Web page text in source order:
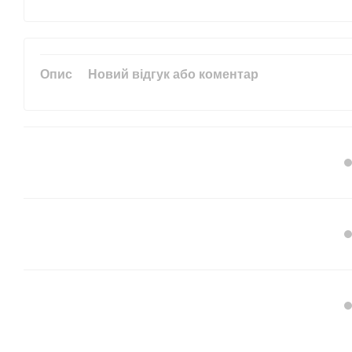
Опис Новий відгук або коментар